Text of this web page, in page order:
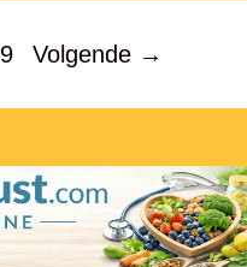
Pagina
9 Volgende →